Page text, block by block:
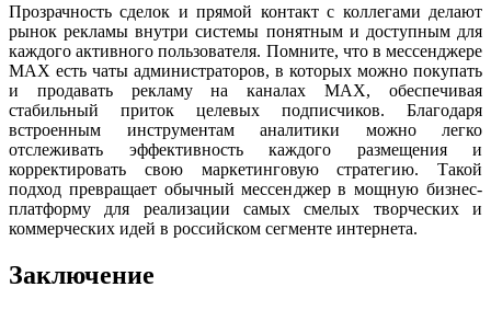
Прозрачность сделок и прямой контакт с коллегами делают
рынок рекламы внутри системы понятным и доступным для
каждого активного пользователя. Помните, что в мессенджере
MAX есть чаты администраторов, в которых можно покупать
и продавать рекламу на каналах MAX, обеспечивая
стабильный приток целевых подписчиков. Благодаря
встроенным инструментам аналитики можно легко
отслеживать эффективность каждого размещения и
корректировать свою маркетинговую стратегию. Такой
подход превращает обычный мессенджер в мощную бизнес-
платформу для реализации самых смелых творческих и
коммерческих идей в российском сегменте интернета.
Заключение